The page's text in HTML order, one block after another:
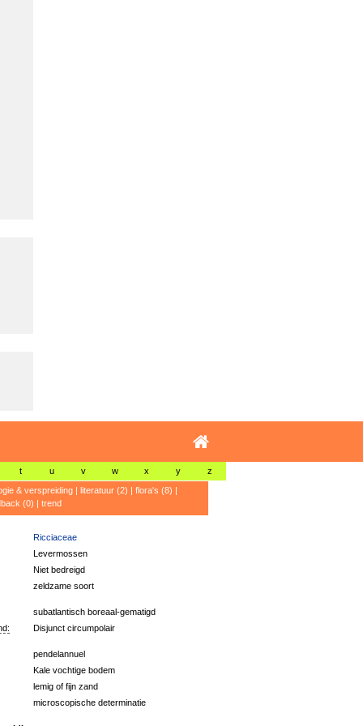
t u v w x y z
& verspreiding| literatuur (2) | flora's (8) |
(0) | trend
Ricciaceae
Levermossen
Niet bedreigd
zeldzame soort
subatlantisch boreaal-gematigd
Disjunct circumpolair
pendelannuel
Kale vochtige bodem
lemig of fijn zand
microscopische determinatie